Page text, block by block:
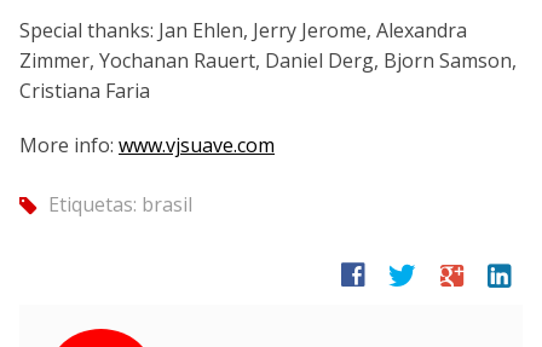
Special thanks: Jan Ehlen, Jerry Jerome, Alexandra
Zimmer, Yochanan Rauert, Daniel Derg, Bjorn Samson,
Cristiana Faria
More info: www.vjsuave.com
tag Etiquetas: brasil
facebook twitter google linkedin